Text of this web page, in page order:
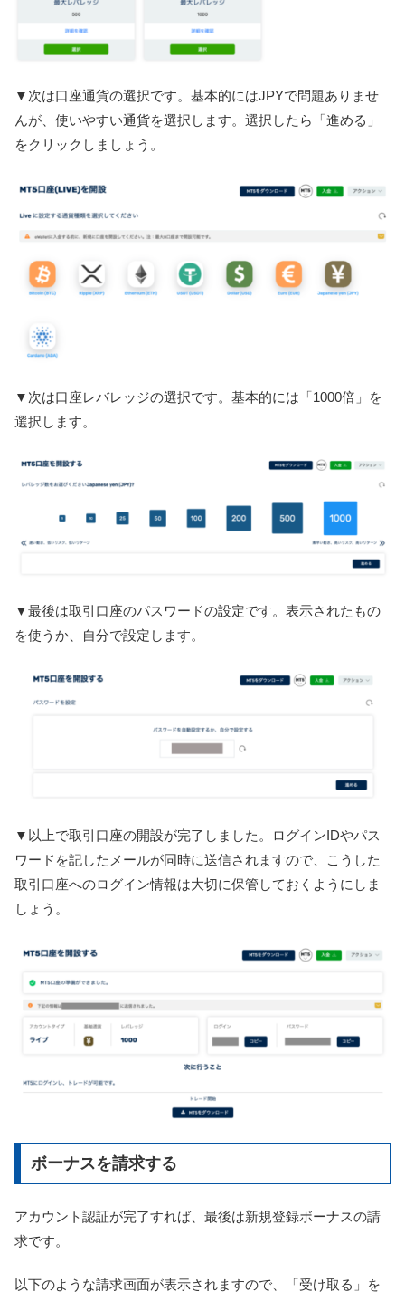
▼次は口座通貨の選択です。基本的にはJPYで問題ありませ
んが、使いやすい通貨を選択します。選択したら「進める」
をクリックしましょう。
▼次は口座レバレッジの選択です。基本的には「1000倍」を
選択します。
▼最後は取引口座のパスワードの設定です。表示されたもの
を使うか、自分で設定します。
▼以上で取引口座の開設が完了しました。ログインIDやパス
ワードを記したメールが同時に送信されますので、こうした
取引口座へのログイン情報は大切に保管しておくようにしま
しょう。
ボーナスを請求する
アカウント認証が完了すれば、最後は新規登録ボーナスの請
求です。
以下のような請求画面が表示されますので、「受け取る」を